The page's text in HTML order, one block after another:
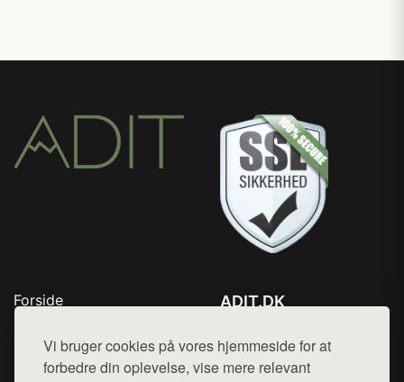
Vi bruger cookies på vores hjemmeside for at
forbedre din oplevelse, vise mere relevant
Forside
Top Rabatter
Blog
ADIT.DK
Mail: hej@want.dk